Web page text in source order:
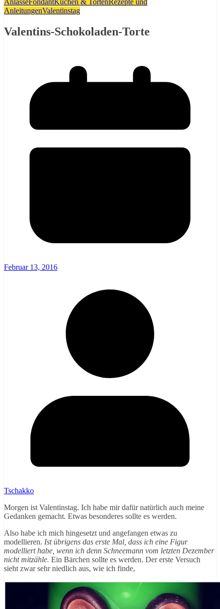
AnleitungenValentinstag
Valentins-Schokoladen-Torte
Februar 13, 2016
Tschakko
Morgen ist Valentinstag. Ich habe mir dafür natürlich auch meine
Gedanken gemacht. Etwas besonderes sollte es werden.
Also habe ich mich hingesetzt und angefangen etwas zu
modellieren. Ist übrigens das erste Mal, dass ich eine Figur
modelliert habe, wenn ich denn Schneemann vom letzten Dezember
nicht mitzähle. Ein Bärchen sollte es werden. Der erste Versuch
sieht zwar sehr niedlich aus, wie ich finde,